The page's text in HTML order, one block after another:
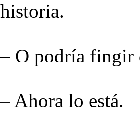
historia.
– O podría fingir
– Ahora lo está.